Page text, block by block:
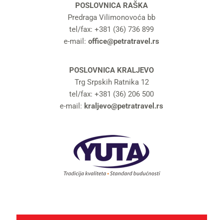
POSLOVNICA RAŠKA
Predraga Vilimonovoća bb
tel/fax: +381 (36) 736 899
e-mail: office@petratravel.rs
POSLOVNICA KRALJEVO
Trg Srpskih Ratnika 12
tel/fax: +381 (36) 206 500
e-mail: kraljevo@petratravel.rs